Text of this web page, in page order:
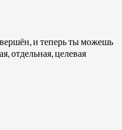
и теперь ты можешь
отдельная, целевая